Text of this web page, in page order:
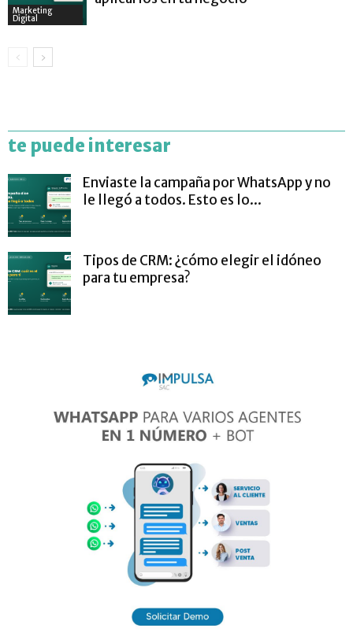
Marketing
Digital
te puede interesar
Enviaste la campaña por WhatsApp y no
le llegó a todos. Esto es lo...
Tipos de CRM: ¿cómo elegir el idóneo
para tu empresa?